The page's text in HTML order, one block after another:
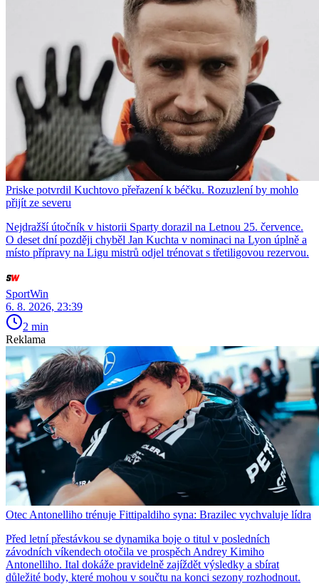
Priske potvrdil Kuchtovo přeřazení k béčku. Rozuzlení by mohlo
přijít ze severu
Nejdražší útočník v historii Sparty dorazil na Letnou 25. července.
O deset dní později chyběl Jan Kuchta v nominaci na Lyon úplně a
místo přípravy na Ligu mistrů odjel trénovat s třetiligovou rezervou.
SportWin
6. 8. 2026, 23:39
2 min
Reklama
Otec Antonelliho trénuje Fittipaldiho syna: Brazilec vychvaluje lídra
Před letní přestávkou se dynamika boje o titul v posledních
závodních víkendech otočila ve prospěch Andrey Kimiho
Antonelliho. Ital dokáže pravidelně zajíždět výsledky a sbírat
důležité body, které mohou v součtu na konci sezony rozhodnout.